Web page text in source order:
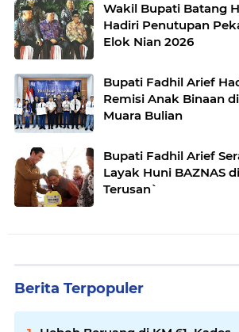
Wakil Bupati Batang
Hadiri Penutupan
Elok Nian 2026
Bupati Fadhil Arief
Remisi Anak Binaan
Muara Bulian
Bupati Fadhil Arief
Layak Huni BAZNAS
Terusan`
Berita Terpopuler